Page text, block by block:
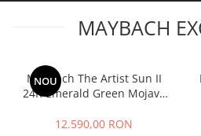
MAYBACH
NOU
Maybach The Artist Sun II
24K Emerald Green Mojave
12.590,00 RON